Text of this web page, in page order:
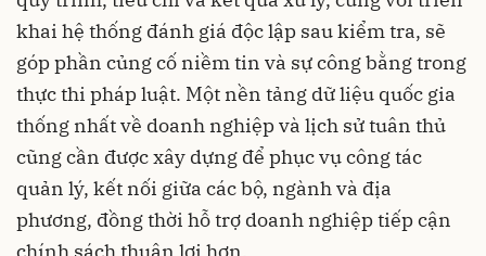
khai hệ thống đánh giá độc lập sau kiểm tra, sẽ
góp phần củng cố niềm tin và sự công bằng trong
thực thi pháp luật. Một nền tảng dữ liệu quốc gia
thống nhất về doanh nghiệp và lịch sử tuân thủ
cũng cần được xây dựng để phục vụ công tác
quản lý, kết nối giữa các bộ, ngành và địa
phương, đồng thời hỗ trợ doanh nghiệp tiếp cận
chính sách thuận lợi hơn.